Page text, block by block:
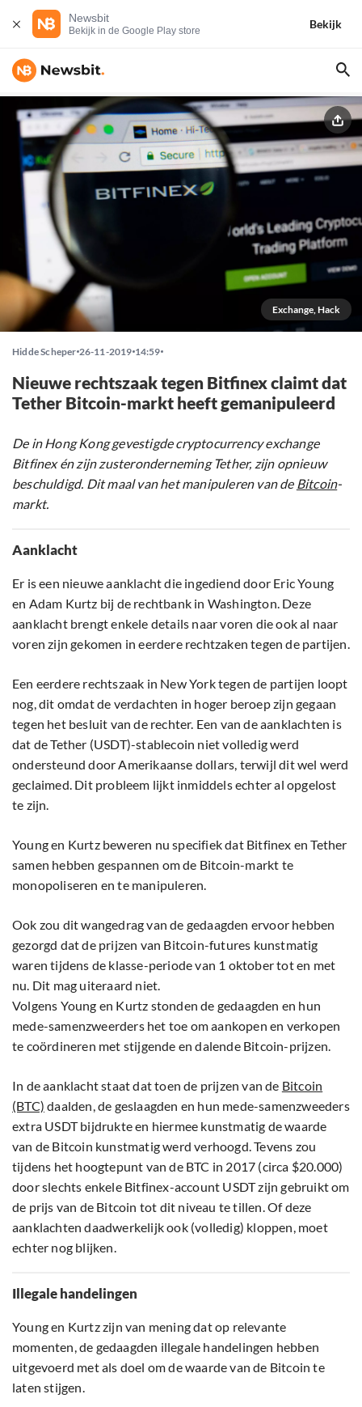
Newsbit
Bekijk in de Google Play store
Bekijk
Exchange, Hack
Hidde Scheper 26-11-2019 14:59
Nieuwe rechtszaak tegen Bitfinex claimt dat
Tether Bitcoin-markt heeft gemanipuleerd
De in Hong Kong gevestigde cryptocurrency exchange
Bitfinex én zijn zusteronderneming Tether, zijn opnieuw
beschuldigd. Dit maal van het manipuleren van de Bitcoin-
markt.
Aanklacht
Er is een nieuwe aanklacht die ingediend door Eric Young
en Adam Kurtz bij de rechtbank in Washington. Deze
aanklacht brengt enkele details naar voren die ook al naar
voren zijn gekomen in eerdere rechtzaken tegen de partijen.
Een eerdere rechtszaak in New York tegen de partijen loopt
nog, dit omdat de verdachten in hoger beroep zijn gegaan
tegen het besluit van de rechter. Een van de aanklachten is
dat de Tether (USDT)-stablecoin niet volledig werd
ondersteund door Amerikaanse dollars, terwijl dit wel werd
geclaimed. Dit probleem lijkt inmiddels echter al opgelost
te zijn.
Young en Kurtz beweren nu specifiek dat Bitfinex en Tether
samen hebben gespannen om de Bitcoin-markt te
monopoliseren en te manipuleren.
Ook zou dit wangedrag van de gedaagden ervoor hebben
gezorgd dat de prijzen van Bitcoin-futures kunstmatig
waren tijdens de klasse-periode van 1 oktober tot en met
nu. Dit mag uiteraard niet.
Volgens Young en Kurtz stonden de gedaagden en hun
mede-samenzweerders het toe om aankopen en verkopen
te coördineren met stijgende en dalende Bitcoin-prijzen.
In de aanklacht staat dat toen de prijzen van de Bitcoin
(BTC) daalden, de geslaagden en hun mede-samenzweeders
extra USDT bijdrukte en hiermee kunstmatig de waarde
van de Bitcoin kunstmatig werd verhoogd. Tevens zou
tijdens het hoogtepunt van de BTC in 2017 (circa $20.000)
door slechts enkele Bitfinex-account USDT zijn gebruikt om
de prijs van de Bitcoin tot dit niveau te tillen. Of deze
aanklachten daadwerkelijk ook (volledig) kloppen, moet
echter nog blijken.
Illegale handelingen
Young en Kurtz zijn van mening dat op relevante
momenten, de gedaagden illegale handelingen hebben
uitgevoerd met als doel om de waarde van de Bitcoin te
laten stijgen.